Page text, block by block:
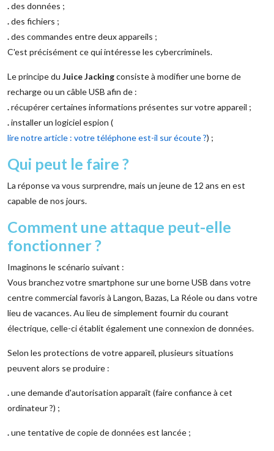
.des données ;
.des fichiers ;
.des commandes entre deux appareils ;
C'est précisément ce qui intéresse les cybercriminels.
Le principe du Juice Jackingconsiste à modifier une borne de
recharge ou un câble USB afin de :
.récupérer certaines informations présentes sur votre appareil ;
.installer un logiciel espion (
lire notre article : votre téléphone est-il sur écoute ?) ;
Qui peut le faire ?
La réponse va vous surprendre, mais un jeune de 12 ans en est
capable de nos jours.
Comment une attaque peut-elle
fonctionner ?
Imaginons le scénario suivant :
Vous branchez votre smartphone sur une borne USB dans votre
centre commercial favoris à Langon, Bazas, La Réole ou dans votre
lieu de vacances. Au lieu de simplement fournir du courant
électrique, celle-ci établit également une connexion de données.
Selon les protections de votre appareil, plusieurs situations
peuvent alors se produire :
.une demande d'autorisation apparaît (faire confiance à cet
ordinateur ?) ;
.une tentative de copie de données est lancée ;